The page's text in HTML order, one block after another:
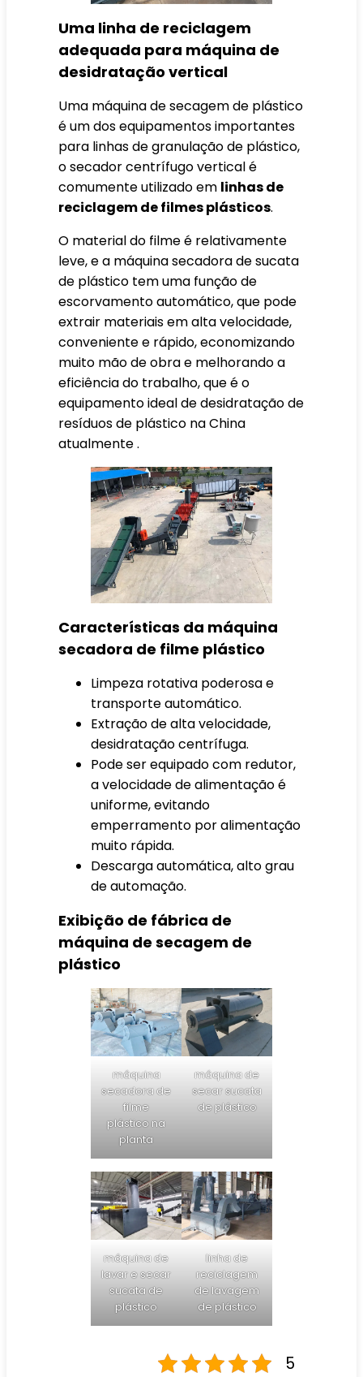
Uma linha de reciclagem
adequada para máquina de
desidratação vertical
Uma máquina de secagem de plástico
é um dos equipamentos importantes
para linhas de granulação de plástico,
o secador centrífugo vertical é
comumente utilizado em linhas de
reciclagem de filmes plásticos.
O material do filme é relativamente
leve, e a máquina secadora de sucata
de plástico tem uma função de
escorvamento automático, que pode
extrair materiais em alta velocidade,
conveniente e rápido, economizando
muito mão de obra e melhorando a
eficiência do trabalho, que é o
equipamento ideal de desidratação de
resíduos de plástico na China
atualmente .
Características da máquina
secadora de filme plástico
Limpeza rotativa poderosa e
transporte automático.
Extração de alta velocidade,
desidratação centrífuga.
Pode ser equipado com redutor,
a velocidade de alimentação é
uniforme, evitando
emperramento por alimentação
muito rápida.
Descarga automática, alto grau
de automação.
Exibição de fábrica de
máquina de secagem de
plástico
máquina
secadora de
filme
plástico na
planta
máquina de
secar sucata
de plástico
máquina de
lavar e secar
sucata de
plástico
linha de
reciclagem
de lavagem
de plástico
5